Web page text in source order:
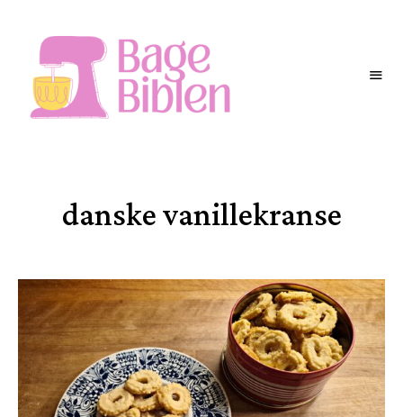
danske vanillekranse